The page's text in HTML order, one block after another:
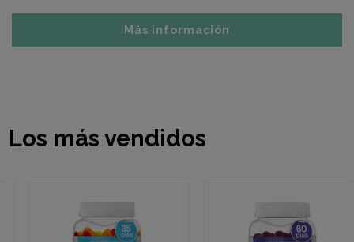
Más información
Los más vendidos